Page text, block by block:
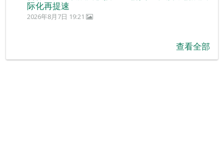
际化再提速
2026年8月7日 19:21
查看全部